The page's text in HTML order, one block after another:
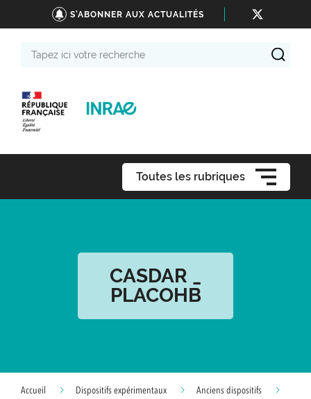
S'ABONNER AUX ACTUALITÉS
Toutes les rubriques
CASDAR _
PLACOHB
Accueil Dispositifs expérimentaux
Anciens dispositifs